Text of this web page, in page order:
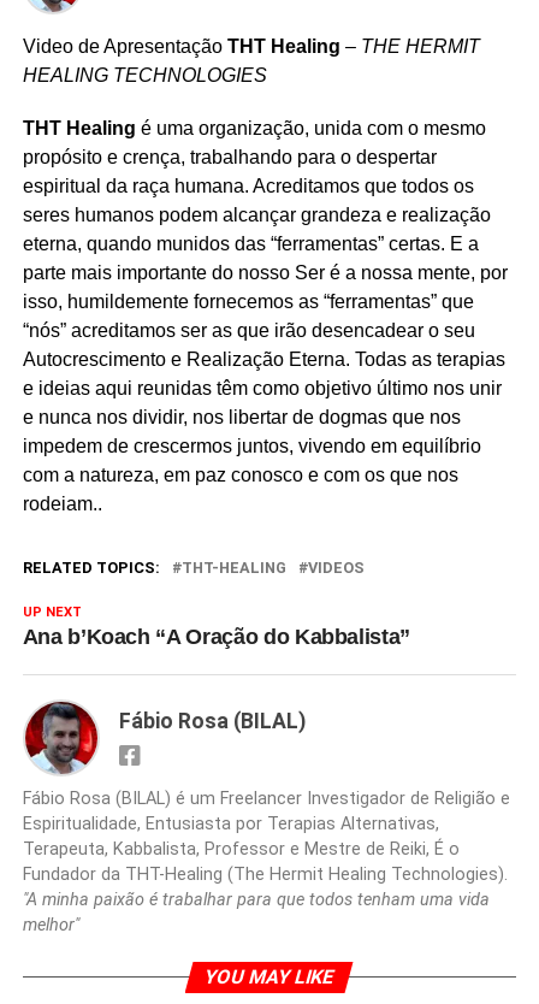
Video de Apresentação THT Healing – THE HERMIT
HEALING TECHNOLOGIES
THT Healing é uma organização, unida com o mesmo
propósito e crença, trabalhando para o despertar
espiritual da raça humana. Acreditamos que todos os
seres humanos podem alcançar grandeza e realização
eterna, quando munidos das “ferramentas” certas. E a
parte mais importante do nosso Ser é a nossa mente, por
isso, humildemente fornecemos as “ferramentas” que
“nós” acreditamos ser as que irão desencadear o seu
Autocrescimento e Realização Eterna. Todas as terapias
e ideias aqui reunidas têm como objetivo último nos unir
e nunca nos dividir, nos libertar de dogmas que nos
impedem de crescermos juntos, vivendo em equilíbrio
com a natureza, em paz conosco e com os que nos
rodeiam..
RELATED TOPICS: THT-HEALING VIDEOS
UP NEXT
Ana b’Koach “A Oração do Kabbalista”
Fábio Rosa (BILAL)
Fábio Rosa (BILAL) é um Freelancer Investigador de Religião e
Espiritualidade, Entusiasta por Terapias Alternativas,
Terapeuta, Kabbalista, Professor e Mestre de Reiki, É o
Fundador da THT-Healing (The Hermit Healing Technologies).
"A minha paixão é trabalhar para que todos tenham uma vida
melhor"
YOU MAY LIKE